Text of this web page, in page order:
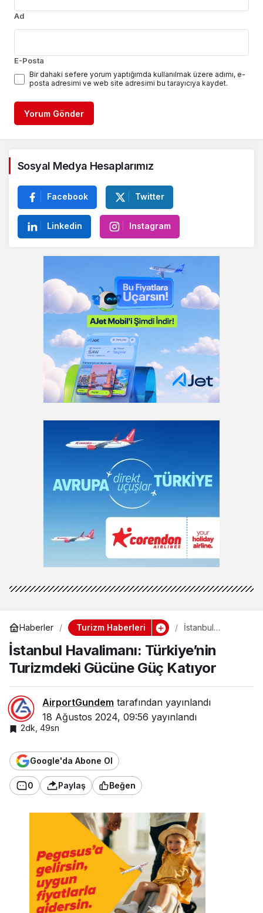
Ad
E-Posta
Bir dahaki sefere yorum yaptığımda kullanılmak üzere adımı, e-
posta adresimi ve web site adresimi bu tarayıcıya kaydet.
Yorum Gönder
Sosyal Medya Hesaplarımız
Facebook Twitter
Linkedin Instagram
Haberler Turizm Haberleri
İstanbul
Türkiye’nin
Turizmdeki
Gücüne Güç
Katıyor
İstanbul Havalimanı: Türkiye’nin
Turizmdeki Gücüne Güç Katıyor
AirportGundem tarafından yayınlandı
18 Ağustos 2024, 09:56 yayınlandı
2dk, 49sn
Google'da Abone Ol
0 Paylaş Beğen